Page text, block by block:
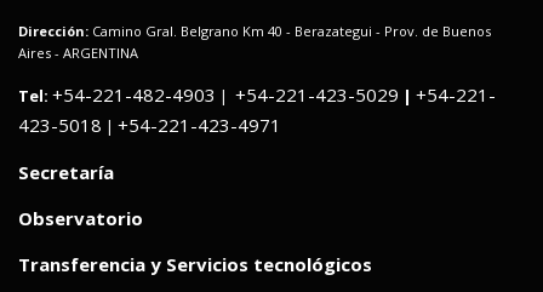
Dirección: Camino Gral. Belgrano Km 40 - Berazategui - Prov. de Buenos
Aires - ARGENTINA
Tel: +54-221-482-4903 | +54-221-423-5029 | +54-221-
423-5018 | +54-221-423-4971
Secretaría
Observatorio
Transferencia y Servicios tecnológicos